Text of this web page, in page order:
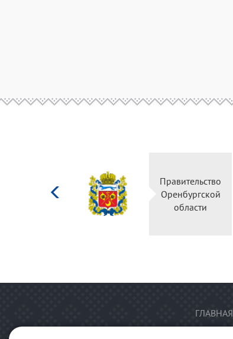
Правительство
Оренбургской
области
ГЛАВНАЯ